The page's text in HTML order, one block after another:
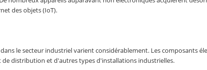
des objets (IoT).
le secteur industriel varient considérablement. Les composants
distribution et d'autres types d'installations industrielles.